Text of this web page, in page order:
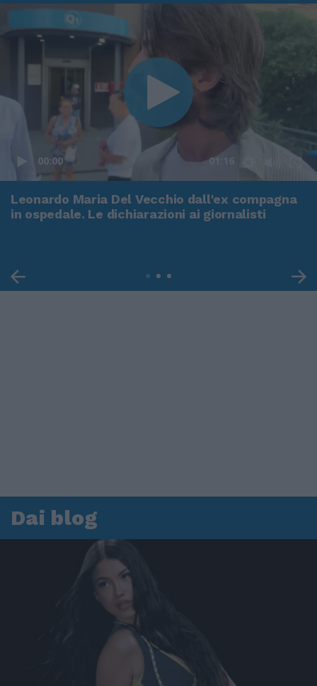
00:00 01:16
Leonardo Maria Del Vecchio dall'ex compagna
in ospedale. Le dichiarazioni ai giornalisti
Dai blog